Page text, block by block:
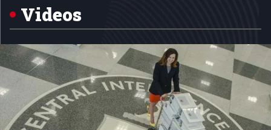
Videos